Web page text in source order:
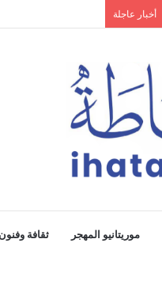
أخبار عاجلة
موريتانيو المهجر ثقافة